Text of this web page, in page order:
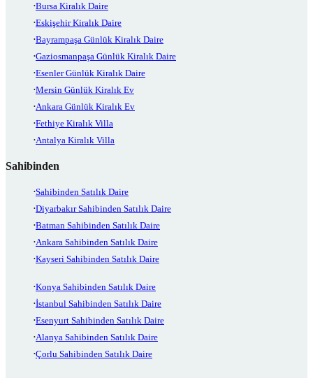
Bursa Kiralık Daire
Eskişehir Kiralık Daire
Bayrampaşa Günlük Kiralık Daire
Gaziosmanpaşa Günlük Kiralık Daire
Esenler Günlük Kiralık Daire
Mersin Günlük Kiralık Ev
Ankara Günlük Kiralık Ev
Fethiye Kiralık Villa
Antalya Kiralık Villa
Sahibinden
Sahibinden Satılık Daire
Diyarbakır Sahibinden Satılık Daire
Batman Sahibinden Satılık Daire
Ankara Sahibinden Satılık Daire
Kayseri Sahibinden Satılık Daire
Konya Sahibinden Satılık Daire
İstanbul Sahibinden Satılık Daire
Esenyurt Sahibinden Satılık Daire
Alanya Sahibinden Satılık Daire
Çorlu Sahibinden Satılık Daire